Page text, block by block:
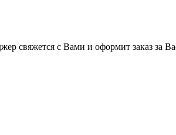
свяжется с Вами и оформит заказ за